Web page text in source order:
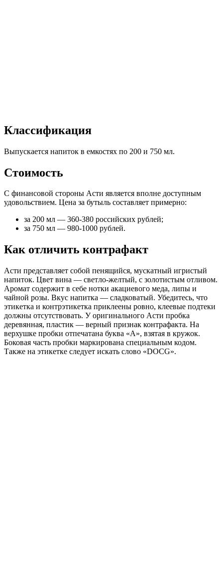
Классификация
Выпускается напиток в емкостях по 200 и 750 мл.
Стоимость
С финансовой стороны Асти является вполне доступным
удовольствием. Цена за бутыль составляет примерно:
за 200 мл — 360-380 российских рублей;
за 750 мл — 980-1000 рублей.
Как отличить контрафакт
Асти представляет собой пенящийся, мускатный игристый
напиток. Цвет вина — светло-желтый, с золотистым отливом.
Аромат содержит в себе нотки акациевого меда, липы и
чайной розы. Вкус напитка — сладковатый. Убедитесь, что
этикетка и контрэтикетка приклеены ровно, клеевые подтеки
должны отсутствовать. У оригинального Асти пробка
деревянная, пластик — верный признак контрафакта. На
верхушке пробки отпечатана буква «А», взятая в кружок.
Боковая часть пробки маркирована специальным кодом.
Также на этикетке следует искать слово «DOCG».